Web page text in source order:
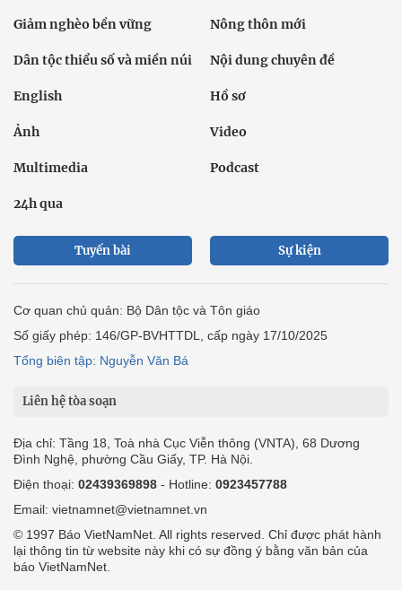
Giảm nghèo bền vững Nông thôn mới
Dân tộc thiểu số và miền núi Nội dung chuyên đề
English Hồ sơ
Ảnh Video
Multimedia Podcast
24h qua
Tuyến bài Sự kiện
Cơ quan chủ quản: Bộ Dân tộc và Tôn giáo
Số giấy phép: 146/GP-BVHTTDL, cấp ngày 17/10/2025
Tổng biên tập: Nguyễn Văn Bá
Liên hệ tòa soạn
Địa chỉ: Tầng 18, Toà nhà Cục Viễn thông (VNTA), 68 Dương
Đình Nghệ, phường Cầu Giấy, TP. Hà Nội.
Điện thoại: 02439369898 - Hotline: 0923457788
Email: vietnamnet@vietnamnet.vn
© 1997 Báo VietNamNet. All rights reserved. Chỉ được phát hành
lại thông tin từ website này khi có sự đồng ý bằng văn bản của
báo VietNamNet.